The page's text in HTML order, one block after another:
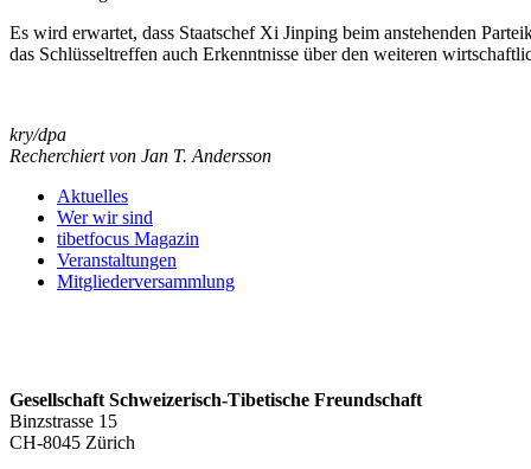
Es wird erwartet, dass Staatschef Xi Jinping beim anstehenden
das Schlüsseltreffen auch Erkenntnisse über den weiteren
kry/dpa
Recherchiert von Jan T. Andersson
Aktuelles
Wer wir sind
tibetfocus Magazin
Veranstaltungen
Mitgliederversammlung
Gesellschaft Schweizerisch-Tibetische Freundschaft
Binzstrasse 15
CH-8045 Zürich